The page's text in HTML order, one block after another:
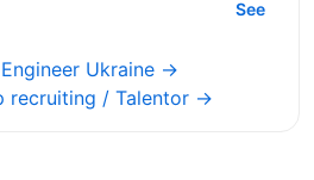
See
Ukraine →
recruiting / Talentor →